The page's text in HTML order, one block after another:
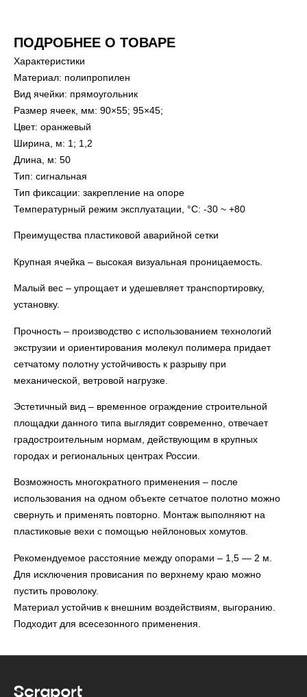
ПОДРОБНЕЕ О ТОВАРЕ
Характеристики
Материал: полипропилен
Вид ячейки: прямоугольник
Размер ячеек, мм: 90×55; 95×45;
Цвет: оранжевый
Ширина, м: 1; 1,2
Длина, м: 50
Тип: сигнальная
Тип фиксации: закрепление на опоре
Температурный режим эксплуатации, °C: -30 ~ +80
Преимущества пластиковой аварийной сетки
Крупная ячейка – высокая визуальная проницаемость.
Малый вес – упрощает и удешевляет транспортировку,
установку.
Прочность – производство с использованием технологий
экструзии и ориентирования молекул полимера придает
сетчатому полотну устойчивость к разрыву при
механической, ветровой нагрузке.
Эстетичный вид – временное ограждение строительной
площадки данного типа выглядит современно, отвечает
градостроительным нормам, действующим в крупных
городах и региональных центрах России.
Возможность многократного применения – после
использования на одном объекте сетчатое полотно можно
свернуть и применять повторно. Монтаж выполняют на
пластиковые вехи с помощью нейлоновых хомутов.
Рекомендуемое расстояние между опорами – 1,5 — 2 м.
Для исключения провисания по верхнему краю можно
пустить проволоку.
Материал устойчив к внешним воздействиям, выгоранию.
Подходит для всесезонного применения.